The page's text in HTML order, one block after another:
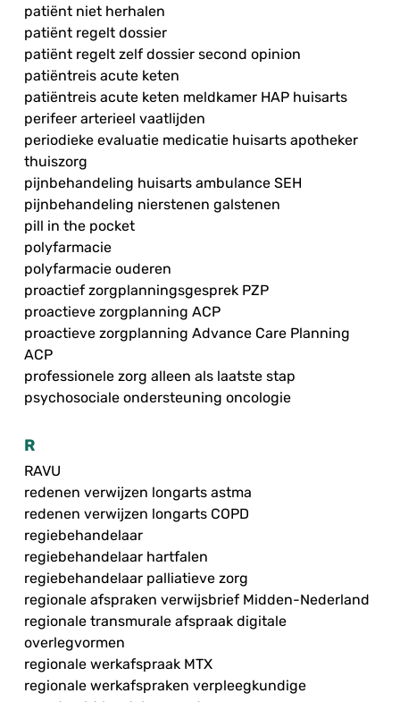
patiënt niet herhalen
patiënt regelt dossier
patiënt regelt zelf dossier second opinion
patiëntreis acute keten
patiëntreis acute keten meldkamer HAP huisarts
perifeer arterieel vaatlijden
periodieke evaluatie medicatie huisarts apotheker
thuiszorg
pijnbehandeling huisarts ambulance SEH
pijnbehandeling nierstenen galstenen
pill in the pocket
polyfarmacie
polyfarmacie ouderen
proactief zorgplanningsgesprek PZP
proactieve zorgplanning ACP
proactieve zorgplanning Advance Care Planning
ACP
professionele zorg alleen als laatste stap
psychosociale ondersteuning oncologie
R
RAVU
redenen verwijzen longarts astma
redenen verwijzen longarts COPD
regiebehandelaar
regiebehandelaar hartfalen
regiebehandelaar palliatieve zorg
regionale afspraken verwijsbrief Midden-Nederland
regionale transmurale afspraak digitale
overlegvormen
regionale werkafspraak MTX
regionale werkafspraken verpleegkundige